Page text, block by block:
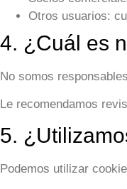
Otros usuarios:
4. ¿Cuál es
No somos
Le recomendamos
5.
Podemos utilizar